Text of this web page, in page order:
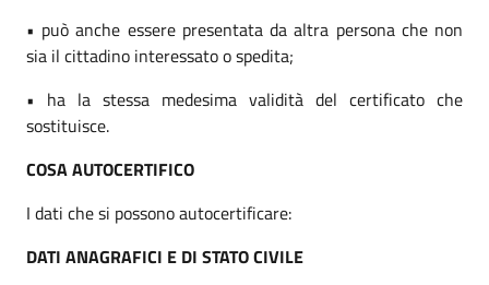
• può anche essere presentata da altra persona che non
sia il cittadino interessato o spedita;
• ha la stessa medesima validità del certificato che
sostituisce.
COSA AUTOCERTIFICO
I dati che si possono autocertificare:
DATI ANAGRAFICI E DI STATO CIVILE